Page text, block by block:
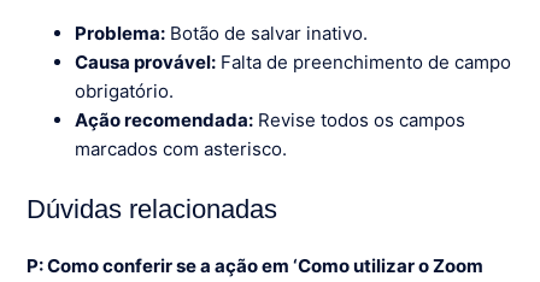
Problema: Botão de salvar inativo.
Causa provável: Falta de preenchimento de campo
obrigatório.
Ação recomendada: Revise todos os campos
marcados com asterisco.
Dúvidas relacionadas
P: Como conferir se a ação em ‘Como utilizar o Zoom